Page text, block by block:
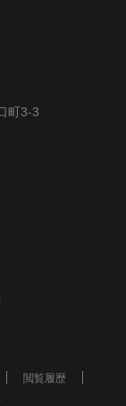
町3-3
閲覧履歴